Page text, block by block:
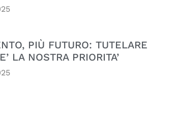
PIÙ FUTURO: TUTELARE
LA NOSTRA PRIORITA’